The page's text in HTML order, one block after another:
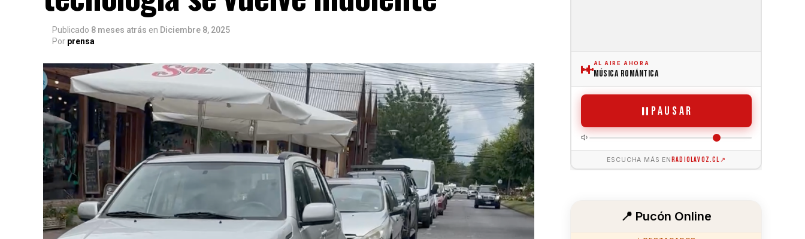
Publicado 8 meses atrás en Diciembre 8, 2025
Por prensa
📍 Pucón Online